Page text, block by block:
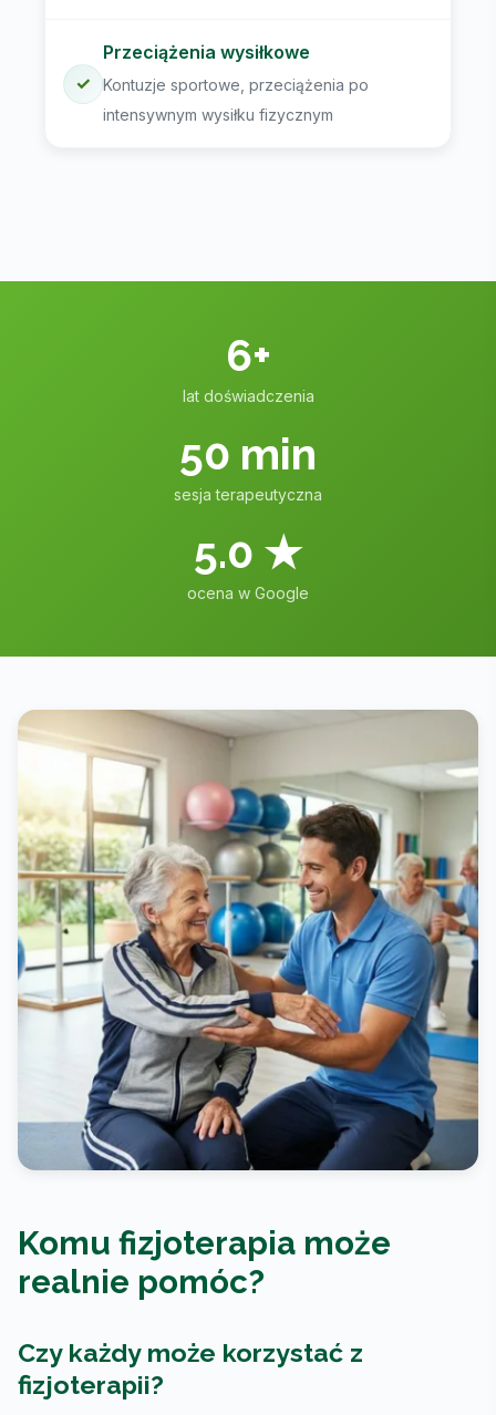
✓
Przeciążenia wysiłkowe
Kontuzje sportowe, przeciążenia po
intensywnym wysiłku fizycznym
6+
lat doświadczenia
50 min
sesja terapeutyczna
5.0 ★
ocena w Google
Komu fizjoterapia może
realnie pomóc?
Czy każdy może korzystać z
fizjoterapii?